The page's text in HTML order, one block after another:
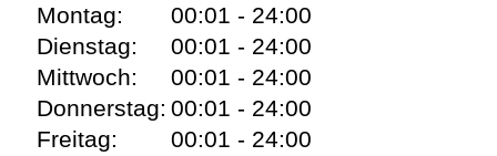
Montag:
00:01 - 24:00
Dienstag:
00:01 - 24:00
Mittwoch:
00:01 - 24:00
Donnerstag: 00:01 - 24:00
Freitag:
00:01 - 24:00